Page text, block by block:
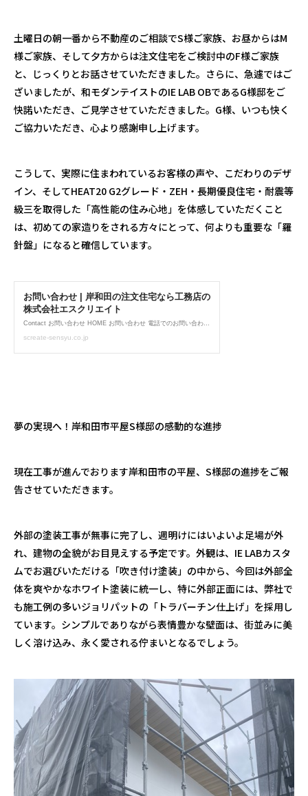
土曜日の朝一番から不動産のご相談でS様ご家族、お昼からはM
様ご家族、そして夕方からは注文住宅をご検討中のF様ご家族
と、じっくりとお話させていただきました。さらに、急遽ではご
ざいましたが、和モダンテイストのIE LAB OBであるG様邸をご
快諾いただき、ご見学させていただきました。 G様、いつも快く
ご協力いただき、心より感謝申し上げます。
こうして、実際に住まわれているお客様の声や、こだわりのデザ
イン、そしてHEAT20 G2グレード・ ZEH ・長期優良住宅・耐震等
級三を取得した「高性能の住み心地」を体感していただくこと
は、初めての家造りをされる方々にとって、何よりも重要な「羅
針盤」になると確信しています。
夢の実現へ！岸和田市平屋S様邸の感動的な進捗
現在工事が進んでおります岸和田市の平屋、 S様邸の進捗をご報
告させていただきます。
外部の塗装工事が無事に完了し、週明けにはいよいよ足場が外
れ、建物の全貌がお目見えする予定です。外観は、 IE LABカスタ
ムでお選びいただける「吹き付け塗装」の中から、今回は外部全
体を爽やかなホワイト塗装に統一し、特に外部正面には、弊社で
も施工例の多いジョリパットの「トラバーチン仕上げ」を採用し
ています。シンプルでありながら表情豊かな壁面は、街並みに美
しく溶け込み、永く愛される佇まいとなるでしょう。